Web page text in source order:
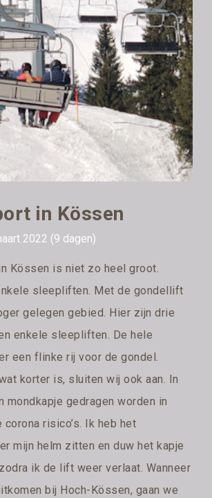
in Kössen
2022 (9 dagen)
Kössen is niet zo heel groot.
sleepliften. Met de gondellift
gelegen gebied. Hier zijn drie
enkele sleepliften. De hele
een flinke rij voor de gondel.
korter is, sluiten wij ook aan. In
mondkapje gedragen worden in
corona risico’s. Ik heb het
mijn helm zitten en duw het kapje
ik de lift weer verlaat. Wanneer
bij Hoch-Kössen, gaan we